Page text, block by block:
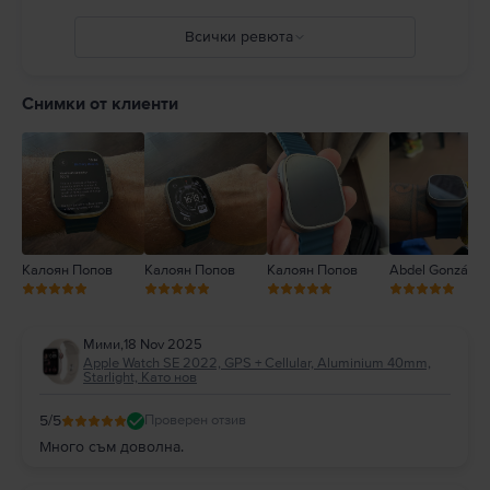
ca/guide/watch/apdcf2ff54e9/11.0/watchos/11.0
Всички ревюта
1
Снимки от клиенти
Калоян Попов Калоян Попов Калоян Попов Abdel González
Мими,18 Nov 2025
Apple Watch SE 2022, GPS + Cellular, Aluminium 40mm,
Starlight, Като нов
5/5 Проверен отзив
Много съм доволна.